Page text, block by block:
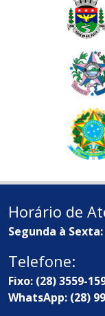
Horário de
Segunda à Sexta:
Telefone:
Fixo: (28) 3559-
WhatsApp: (28)